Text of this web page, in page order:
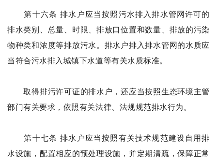
第十六条 排水户应当按照污水排入排水管网许可的
排水类别、总量、时限、排放口位置和数量、排放的污染
物种类和浓度等排放污水。排水户排入排水管网的水质应
当符合污水排入城镇下水道等有关水质标准。
取得排污许可证的排水户，还应当按照生态环境主管
部门有关要求，依照有关法律、法规规范排水行为。
第十七条 排水户应当按照有关技术规范建设自用排
水设施，配置相应的预处理设施，并定期清疏，保障正常